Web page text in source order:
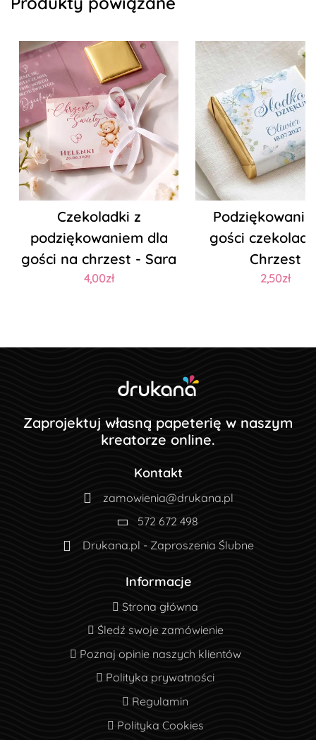
Czekoladki z
podziękowaniem dla
gości na chrzest - Sara
4,00zł
gości
Chrzest
2,50zł
Zaprojektuj własną papeterię w naszym
kreatorze online.
Kontakt
zamowienia@drukana.pl
572 672 498
Drukana.pl - Zaproszenia Ślubne
Informacje
Strona główna
Strona główna
Śledź swoje zamówienie
Śledź swoje zamówienie
Poznaj opinie naszych klientów
Poznaj opinie naszych klientów
Polityka prywatności
Polityka prywatności
Regulamin
Regulamin
Polityka Cookies
Polityka Cookies